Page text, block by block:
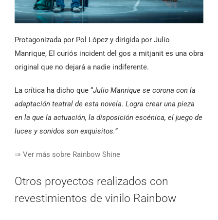
Protagonizada por Pol López y dirigida por Julio
Manrique, El curiós incident del gos a mitjanit es una obra
original que no dejará a nadie indiferente.
La crítica ha dicho que “Julio Manrique se corona con la
adaptación teatral de esta novela. Logra crear una pieza
en la que la actuación, la disposición escénica, el juego de
luces y sonidos son exquisitos.”
⇒ Ver más sobre Rainbow Shine
Otros proyectos realizados con
revestimientos de vinilo Rainbow